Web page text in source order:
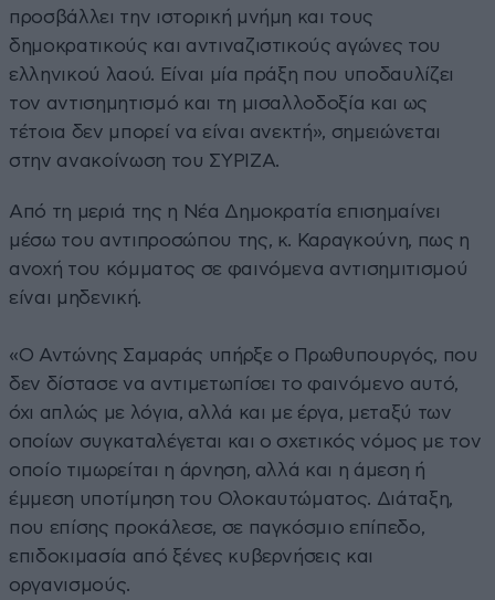
προσβάλλει την ιστορική μνήμη και τους
δημοκρατικούς και αντιναζιστικούς αγώνες του
ελληνικού λαού. Είναι μία πράξη που υποδαυλίζει
τον αντισημητισμό και τη μισαλλοδοξία και ως
τέτοια δεν μπορεί να είναι ανεκτή», σημειώνεται
στην ανακοίνωση του ΣΥΡΙΖΑ.
Από τη μεριά της η Νέα Δημοκρατία επισημαίνει
μέσω του αντιπροσώπου της, κ. Καραγκούνη, πως η
ανοχή του κόμματος σε φαινόμενα αντισημιτισμού
είναι μηδενική.
«O Αντώνης Σαμαράς υπήρξε ο Πρωθυπουργός, που
δεν δίστασε να αντιμετωπίσει το φαινόμενο αυτό,
όχι απλώς με λόγια, αλλά και με έργα, μεταξύ των
οποίων συγκαταλέγεται και ο σχετικός νόμος με τον
οποίο τιμωρείται η άρνηση, αλλά και η άμεση ή
έμμεση υποτίμηση του Ολοκαυτώματος. Διάταξη,
που επίσης προκάλεσε, σε παγκόσμιο επίπεδο,
επιδοκιμασία από ξένες κυβερνήσεις και
οργανισμούς.